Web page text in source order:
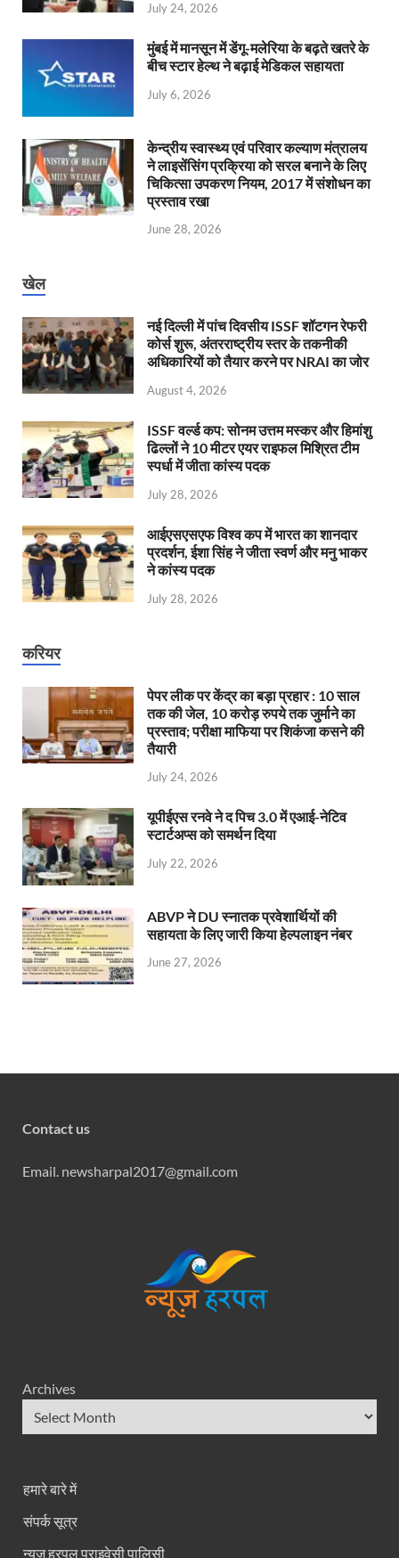
July 24, 2026
मुंबई में मानसून में डेंगू-मलेरिया के बढ़ते खतरे के
बीच स्टार हेल्थ ने बढ़ाई मेडिकल सहायता
July 6, 2026
केन्‍द्रीय स्वास्थ्य एवं परिवार कल्याण मंत्रालय
ने लाइसेंसिंग प्रक्रिया को सरल बनाने के लिए
चिकित्सा उपकरण नियम, 2017 में संशोधन का
प्रस्ताव रखा
June 28, 2026
खेल
नई दिल्ली में पांच दिवसीय ISSF शॉटगन रेफरी
कोर्स शुरू, अंतरराष्ट्रीय स्तर के तकनीकी
अधिकारियों को तैयार करने पर NRAI का जोर
August 4, 2026
ISSF वर्ल्ड कप: सोनम उत्तम मस्कर और हिमांशु
ढिल्लों ने 10 मीटर एयर राइफल मिश्रित टीम
स्पर्धा में जीता कांस्य पदक
July 28, 2026
आईएसएसएफ विश्व कप में भारत का शानदार
प्रदर्शन, ईशा सिंह ने जीता स्वर्ण और मनु भाकर
ने कांस्य पदक
July 28, 2026
करियर
पेपर लीक पर केंद्र का बड़ा प्रहार : 10 साल
तक की जेल, 10 करोड़ रुपये तक जुर्माने का
प्रस्ताव; परीक्षा माफिया पर शिकंजा कसने की
तैयारी
July 24, 2026
यूपीईएस रनवे ने द पिच 3.0 में एआई-नेटिव
स्टार्टअप्स को समर्थन दिया
July 22, 2026
ABVP ने DU स्नातक प्रवेशार्थियों की
सहायता के लिए जारी किया हेल्पलाइन नंबर
June 27, 2026
Contact us
Email. newsharpal2017@gmail.com
Archives
हमारे बारे में
संपर्क सूत्र
न्यूज हरपल प्राइवेसी पालिसी